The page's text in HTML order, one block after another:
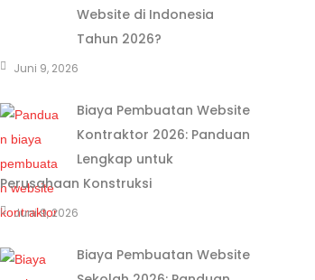
Website di Indonesia
Tahun 2026?
Juni 9, 2026
Biaya Pembuatan Website
Kontraktor 2026: Panduan
Lengkap untuk
Perusahaan Konstruksi
Juni 9, 2026
Biaya Pembuatan Website